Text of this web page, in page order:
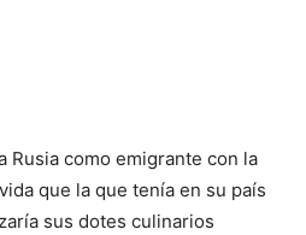
Rusia como emigrante con la
que la que tenía en su país
sus dotes culinarios